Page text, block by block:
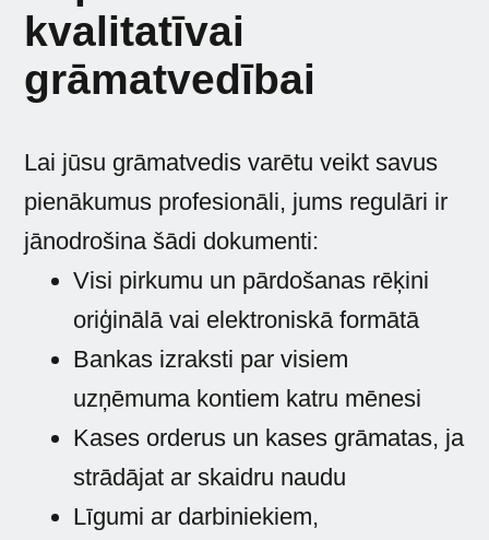
kvalitatīvai
grāmatvedībai
Lai jūsu grāmatvedis varētu veikt savus
pienākumus profesionāli, jums regulāri ir
jānodrošina šādi dokumenti:
Visi pirkumu un pārdošanas rēķini
oriģinālā vai elektroniskā formātā
Bankas izraksti par visiem
uzņēmuma kontiem katru mēnesi
Kases orderus un kases grāmatas, ja
strādājat ar skaidru naudu
Līgumi ar darbiniekiem,